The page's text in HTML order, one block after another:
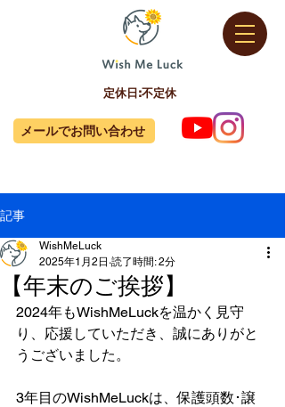
定休日:不定休
メールでお問い合わせ
記事
【年末のご挨拶】
WishMeLuck
2025年1月2日 読了時間: 2分
2024年もWishMeLuckを温かく見守
り、応援していただき、誠にありがと
うございました。
3年目のWishMeLuckは、保護頭数･譲